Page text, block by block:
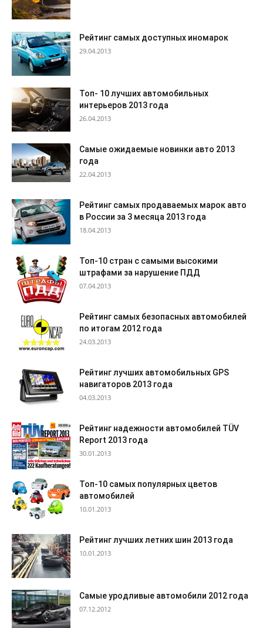
Рейтинг самых доступных иномарок
29.04.2013
Топ- 10 лучших автомобильных
интерьеров 2013 года
26.04.2013
Самые ожидаемые новинки авто 2013
года
22.04.2013
Рейтинг самых продаваемых марок авто
в России за 3 месяца 2013 года
18.04.2013
Топ-10 стран с самыми высокими
штрафами за нарушение ПДД
07.04.2013
Рейтинг самых безопасных автомобилей
по итогам 2012 года
24.03.2013
Рейтинг лучших автомобильных GPS
навигаторов 2013 года
04.03.2013
Рейтинг надежности автомобилей TÜV
Report 2013 года
30.01.2013
Топ-10 самых популярных цветов
автомобилей
10.01.2013
Рейтинг лучших летних шин 2013 года
10.01.2013
Cамые уродливые автомобили 2012 года
07.12.2012